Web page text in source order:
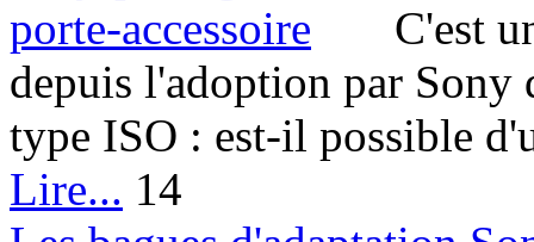
C'est
depuis l'adoption par Sony
type ISO : est-il possible
Lire... 14